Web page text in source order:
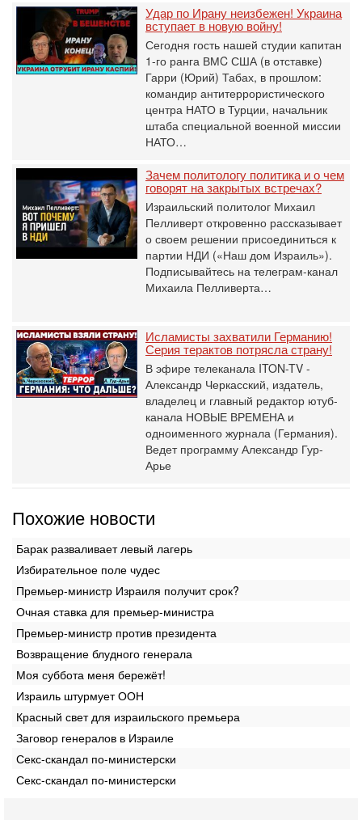
Удар по Ирану неизбежен! Украина
вступает в новую войну!
Сегодня гость нашей студии капитан
1-го ранга ВМC США (в отставке)
Гарри (Юрий) Табах, в прошлом:
командир антитеррористического
центра НАТО в Турции, начальник
штаба специальной военной миссии
НАТО…
Зачем политологу политика и о чем
говорят на закрытых встречах?
Израильский политолог Михаил
Пелливерт откровенно рассказывает
о своем решении присоединиться к
партии НДИ («Наш дом Израиль»).
Подписывайтесь на телеграм-канал
Михаила Пелливерта…
Исламисты захватили Германию!
Серия терактов потрясла страну!
В эфире телеканала ITON-TV -
Александр Черкасский, издатель,
владелец и главный редактор ютуб-
канала НОВЫЕ ВРЕМЕНА и
одноименного журнала (Германия).
Ведет программу Александр Гур-
Арье
Похожие новости
Барак разваливает левый лагерь
Избирательное поле чудес
Премьер-министр Израиля получит срок?
Очная ставка для премьер-министра
Премьер-министр против президента
Возвращение блудного генерала
Моя суббота меня бережёт!
Израиль штурмует ООН
Красный свет для израильского премьера
Заговор генералов в Израиле
Секс-скандал по-министерски
Секс-скандал по-министерски